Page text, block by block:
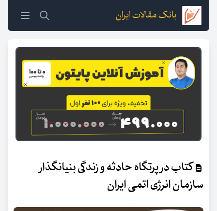
بانک مقالات ایران
کتاب در پرتگاه حادثه و زندگی بنیانگذار
سازمان انرژی اتمی ایران